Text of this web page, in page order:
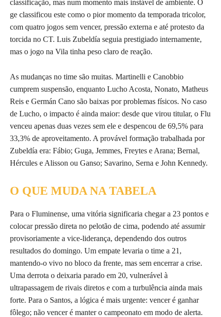
classificação, mas num momento mais instável de ambiente. O
ge classificou este como o pior momento da temporada tricolor,
com quatro jogos sem vencer, pressão externa e até protesto da
torcida no CT. Luis Zubeldía seguia prestigiado internamente,
mas o jogo na Vila tinha peso claro de reação.
As mudanças no time são muitas. Martinelli e Canobbio
cumprem suspensão, enquanto Lucho Acosta, Nonato, Matheus
Reis e Germán Cano são baixas por problemas físicos. No caso
de Lucho, o impacto é ainda maior: desde que virou titular, o Flu
venceu apenas duas vezes sem ele e despencou de 69,5% para
33,3% de aproveitamento. A provável formação trabalhada por
Zubeldía era: Fábio; Guga, Jemmes, Freytes e Arana; Bernal,
Hércules e Alisson ou Ganso; Savarino, Serna e John Kennedy.
O QUE MUDA NA TABELA
Para o Fluminense, uma vitória significaria chegar a 23 pontos e
colocar pressão direta no pelotão de cima, podendo até assumir
provisoriamente a vice-liderança, dependendo dos outros
resultados do domingo. Um empate levaria o time a 21,
mantendo-o vivo no bloco da frente, mas sem encerrar a crise.
Uma derrota o deixaria parado em 20, vulnerável à
ultrapassagem de rivais diretos e com a turbulência ainda mais
forte. Para o Santos, a lógica é mais urgente: vencer é ganhar
fôlego; não vencer é manter o campeonato em modo de alerta.